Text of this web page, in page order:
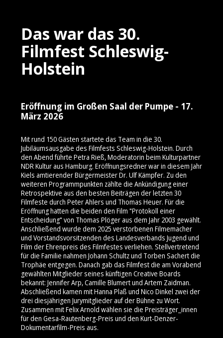
Das war das 30.
Filmfest Schleswig-
Holstein
Eröffnung im Großen Saal der Pumpe - 17.
März 2026
Mit rund 150 Gästen startete das Team in die 30.
Jubiläumsausgabe des Filmfests Schleswig-Holstein. Durch
den Abend führte Petra Rieß, Moderatorin beim Kulturpartner
NDR Kultur aus Hamburg. Eröffnungsredner war in diesem Jahr
Kiels amtierender Bürgermeister Dr. Ulf Kämpfer. Zu den
weiteren Programmpunkten zählte die Ankündigung einer
Retrospektive aus den besten Beiträgen der letzten 30
Filmfeste durch Peter Ahlers und Thomas Heuer. Für die
Eröffnung hatten die beiden den Film "Protokoll einer
Entscheidung" von Thomas Plöger aus dem Jahr 2003 gewählt.
Anschließend wurde dem 2025 verstorbenen Filmemacher
und Vorstandsvorsitzenden des Landesverbands Jugend und
Film der Ehrenpreis des Filmfestes verliehen. Stellvertretend
für die Familie nahmen Johann Schultz und Torben Sachert die
Trophäe entgegen. Danach gab das Filmfest die am Vorabend
gewählten Mitglieder seines künftigen Creative Boards
bekannt: Jennifer Arp, Camille Blumert und Artem Zaidman.
Abschließend kamen mit Hanna Plaß und Nico Dinkel zwei der
drei diesjährigen Jurymitglieder auf der Bühne zu Wort.
Zusammen mit Felix Arnold wählen sie die Preisträger_innen
für den Gesa-Rautenberg-Preis und den Kurt-Denzer-
Dokumentarfilm-Preis aus.